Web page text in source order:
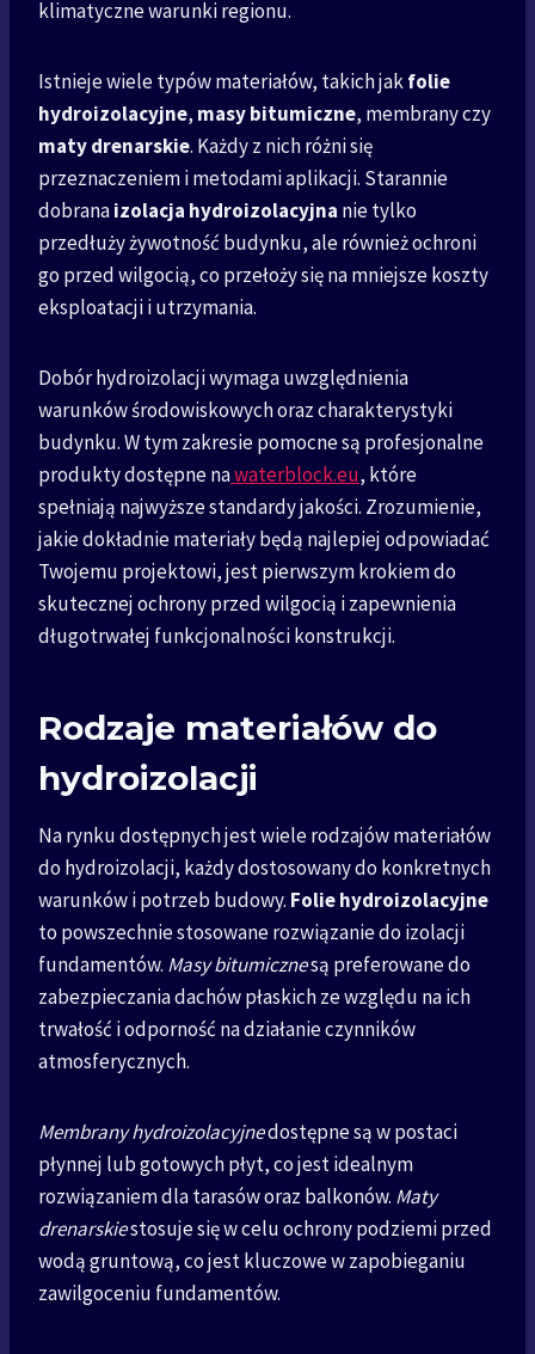
klimatyczne warunki regionu.
Istnieje wiele typów materiałów, takich jakfolie
hydroizolacyjne, masy bitumiczne, membrany czy
maty drenarskie. Każdy z nich różni się
przeznaczeniem i metodami aplikacji. Starannie
dobranaizolacja hydroizolacyjna nie tylko
przedłuży żywotność budynku, ale również ochroni
go przed wilgocią, co przełoży się na mniejsze koszty
eksploatacji i utrzymania.
Dobór hydroizolacji wymaga uwzględnienia
warunków środowiskowych oraz charakterystyki
budynku. W tym zakresie pomocne są profesjonalne
produkty dostępne nawaterblock.eu, które
spełniają najwyższe standardy jakości. Zrozumienie,
jakie dokładnie materiały będą najlepiej odpowiadać
Twojemu projektowi, jest pierwszym krokiem do
skutecznej ochrony przed wilgocią i zapewnienia
długotrwałej funkcjonalności konstrukcji.
Rodzaje materiałów do
hydroizolacji
Na rynku dostępnych jest wiele rodzajów materiałów
do hydroizolacji, każdy dostosowany do konkretnych
warunków i potrzeb budowy. Folie hydroizolacyjne
to powszechnie stosowane rozwiązanie do izolacji
fundamentów. Masy bitumicznesą preferowane do
zabezpieczania dachów płaskich ze względu na ich
trwałość i odporność na działanie czynników
atmosferycznych.
Membrany hydroizolacyjnedostępne są w postaci
płynnej lub gotowych płyt, co jest idealnym
rozwiązaniem dla tarasów oraz balkonów. Maty
drenarskiestosuje się w celu ochrony podziemi przed
wodą gruntową, co jest kluczowe w zapobieganiu
zawilgoceniu fundamentów.